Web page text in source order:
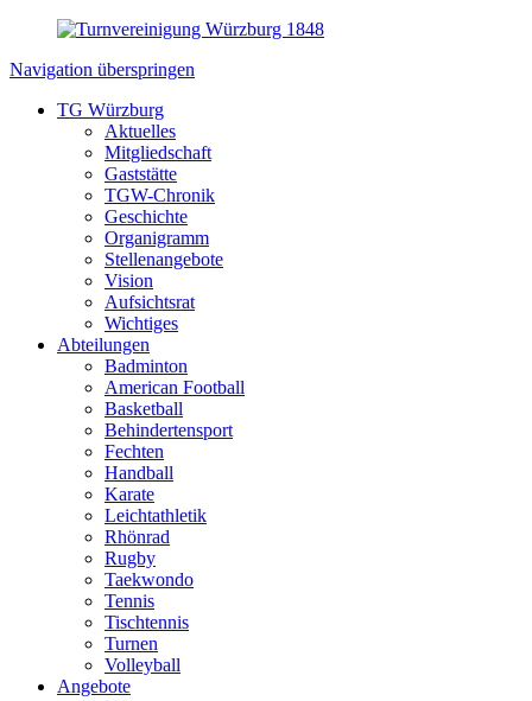
Navigation überspringen
TG Würzburg
Aktuelles
Mitgliedschaft
Gaststätte
TGW-Chronik
Geschichte
Organigramm
Stellenangebote
Vision
Aufsichtsrat
Wichtiges
Abteilungen
Badminton
American Football
Basketball
Behindertensport
Fechten
Handball
Karate
Leichtathletik
Rhönrad
Rugby
Taekwondo
Tennis
Tischtennis
Turnen
Volleyball
Angebote